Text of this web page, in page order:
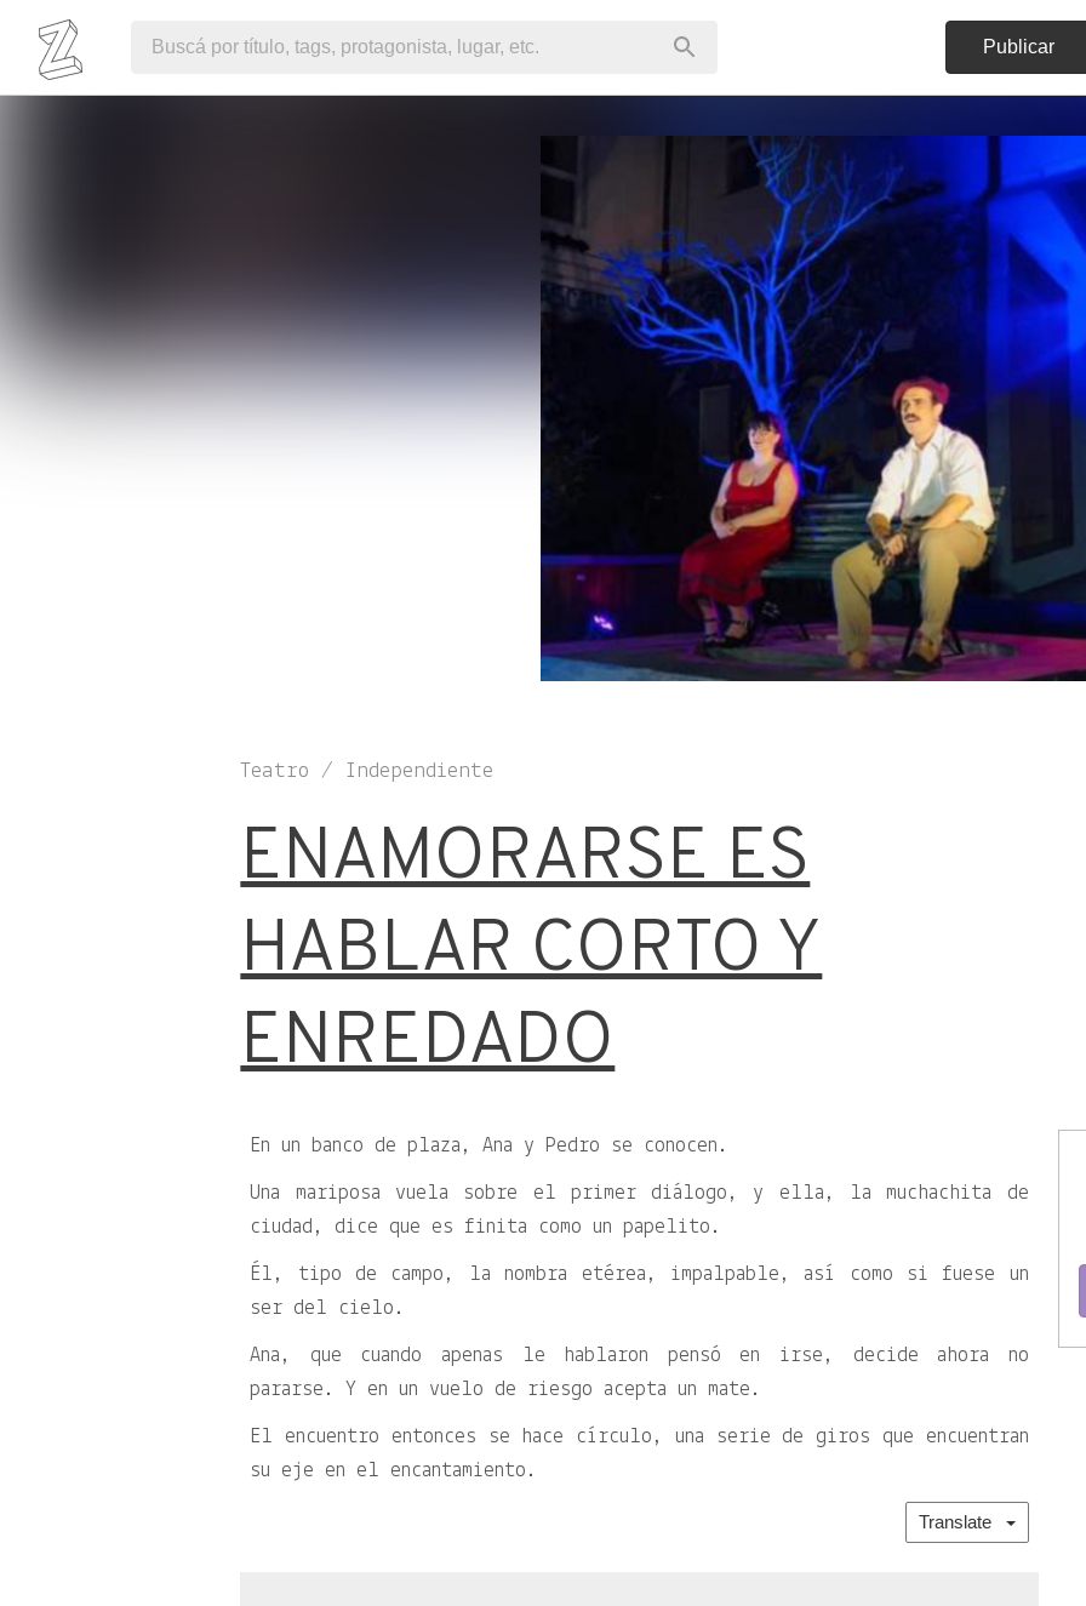
Publicar
Teatro / Independiente
ENAMORARSE ES
HABLAR CORTO Y
ENREDADO
En un banco de plaza, Ana y Pedro se conocen.
Una mariposa vuela sobre el primer diálogo, y ella, la muchachita de
ciudad, dice que es finita como un papelito.
Él, tipo de campo, la nombra etérea, impalpable, así como si fuese un
ser del cielo.
Ana, que cuando apenas le hablaron pensó en irse, decide ahora no
pararse. Y en un vuelo de riesgo acepta un mate.
El encuentro entonces se hace círculo, una serie de giros que encuentran
su eje en el encantamiento.
Translate